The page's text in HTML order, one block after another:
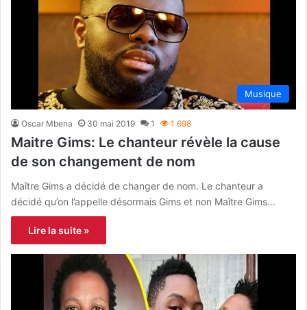
Musique
Oscar Mbena 30 mai 2019 1 1 698
Maitre Gims: Le chanteur révèle la cause
de son changement de nom
Maître Gims a décidé de changer de nom. Le chanteur a
décidé qu’on l’appelle désormais Gims et non Maître Gims…
Lire la suite »